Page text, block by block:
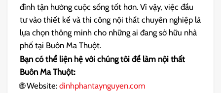
đình tận hưởng cuộc sống tốt hơn. Vì vậy, việc đầu
tư vào thiết kế và thi công nội thất chuyên nghiệp là
lựa chọn thông minh cho những ai đang sở hữu nhà
phố tại Buôn Ma Thuột.
Bạn có thể liện hệ với chúng tôi để làm nội thất
Buôn Ma Thuột:
🌐 Website:dinhphantaynguyen.com